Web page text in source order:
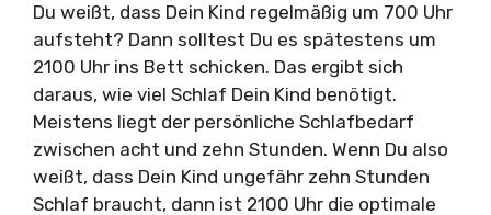
Du weißt, dass Dein Kind regelmäßig um 700 Uhr
aufsteht? Dann solltest Du es spätestens um
2100 Uhr ins Bett schicken. Das ergibt sich
daraus, wie viel Schlaf Dein Kind benötigt.
Meistens liegt der persönliche Schlafbedarf
zwischen acht und zehn Stunden. Wenn Du also
weißt, dass Dein Kind ungefähr zehn Stunden
Schlaf braucht, dann ist 2100 Uhr die optimale